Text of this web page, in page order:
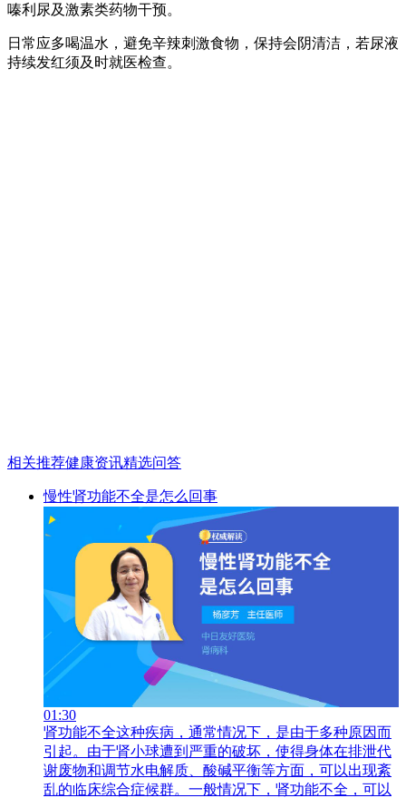
嗪利尿及激素类药物干预。
日常应多喝温水，避免辛辣刺激食物，保持会阴清洁，若尿液
持续发红须及时就医检查。
相关推荐健康资讯精选问答
慢性肾功能不全是怎么回事
01:30
肾功能不全这种疾病，通常情况下，是由于多种原因而
引起。由于肾小球遭到严重的破坏，使得身体在排泄代
谢废物和调节水电解质、酸碱平衡等方面，可以出现紊
乱的临床综合症候群。一般情况下，肾功能不全，可以